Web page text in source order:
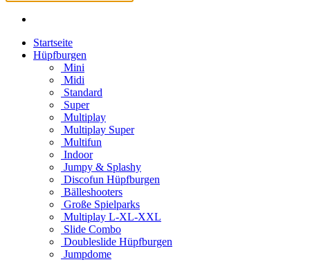
Startseite
Hüpfburgen
Mini
Midi
Standard
Super
Multiplay
Multiplay Super
Multifun
Indoor
Jumpy & Splashy
Discofun Hüpfburgen
Bälleshooters
Große Spielparks
Multiplay L-XL-XXL
Slide Combo
Doubleslide Hüpfburgen
Jumpdome